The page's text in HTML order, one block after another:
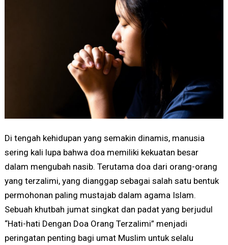
Di tengah kehidupan yang semakin dinamis, manusia
sering kali lupa bahwa doa memiliki kekuatan besar
dalam mengubah nasib. Terutama doa dari orang-orang
yang terzalimi, yang dianggap sebagai salah satu bentuk
permohonan paling mustajab dalam agama Islam.
Sebuah khutbah jumat singkat dan padat yang berjudul
“Hati-hati Dengan Doa Orang Terzalimi” menjadi
peringatan penting bagi umat Muslim untuk selalu